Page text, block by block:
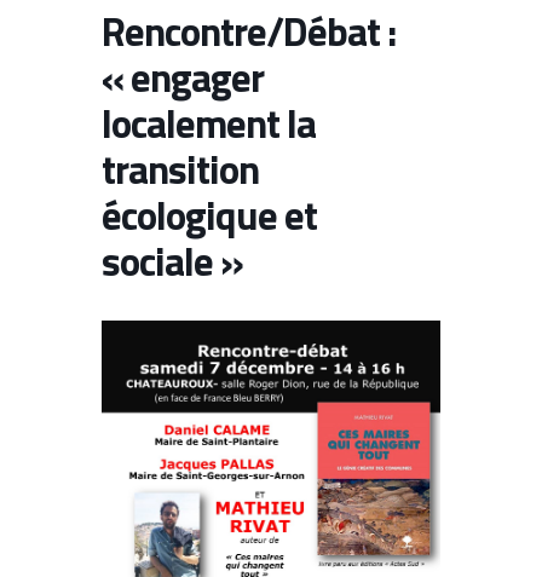
Rencontre/Débat :
« engager
localement la
transition
écologique et
sociale »